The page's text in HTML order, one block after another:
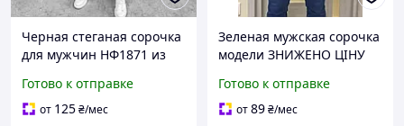
Черная стеганая сорочка
для мужчин НФ1871 из
для осеннего сезона
Готово к отправке
от 125₴/мес
Зеленая мужская сорочка
модели ЗНИЖЕНО ЦІНУ
материала для весеннего
сезона
Готово к отправке
от89₴/мес